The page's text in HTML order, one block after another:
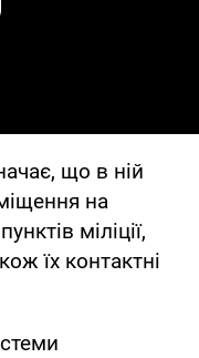
Video
що в ній
на
міліції,
їх контактні